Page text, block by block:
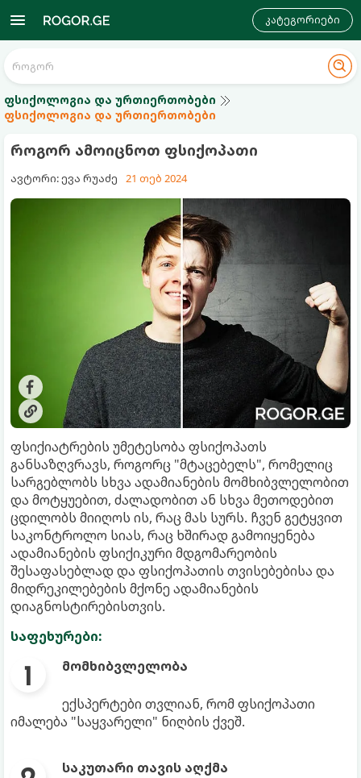
კატეგორიები
ფსიქოლოგია და ურთიერთობები
ფსიქოლოგია და ურთიერთობები
როგორ ამოიცნოთ ფსიქოპათი
ავტორი: ევა რუაძე 21 თებ 2024
ფსიქიატრების უმეტესობა ფსიქოპათს
განსაზღვრავს, როგორც "მტაცებელს", რომელიც
სარგებლობს სხვა ადამიანების მომხიბვლელობით
და მოტყუებით, ძალადობით ან სხვა მეთოდებით
ცდილობს მიიღოს ის, რაც მას სურს. ჩვენ გეტყვით
საკონტროლო სიას, რაც ხშირად გამოიყენება
ადამიანების ფსიქიკური მდგომარეობის
შესაფასებლად და ფსიქოპათის თვისებებისა და
მიდრეკილებების მქონე ადამიანების
დიაგნოსტირებისთვის.
საფეხურები:
მომხიბვლელობა
ექსპერტები თვლიან, რომ ფსიქოპათი
იმალება "საყვარელი" ნიღბის ქვეშ.
საკუთარი თავის აღქმა